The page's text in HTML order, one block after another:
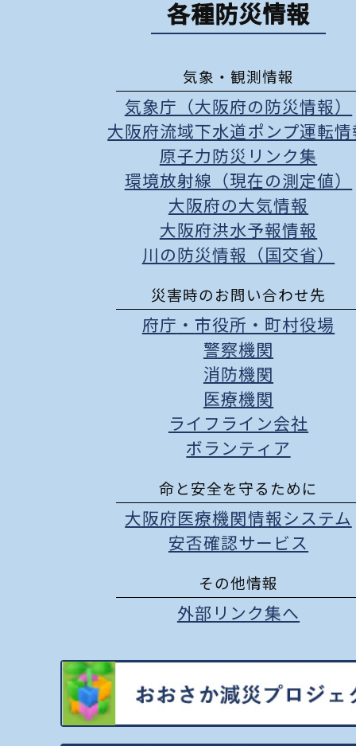
各種防災情報
気象・観測情報
気象庁（大阪府の防災情報）
大阪府流域下水道ポンプ運転情
原子力防災リンク集
環境放射線（現在の測定値）
大阪府の大気情報
大阪府洪水予報情報
川の防災情報（国交省）
災害時のお問い合わせ先
府庁 ・ 市役所 ・ 町村役場
警察機関
消防機関
医療機関
ライフライン会社
ボランティア
命と安全を守るために
大阪府医療機関情報システム
安否確認サービス
その他情報
外部リンク集へ